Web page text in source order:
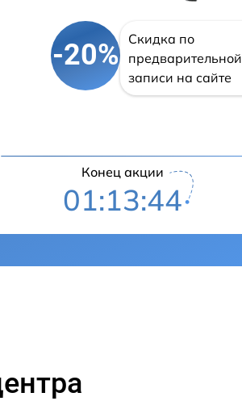
-20%
Скидка по
предварительной
записи на сайте
Конец акции
01:13:43